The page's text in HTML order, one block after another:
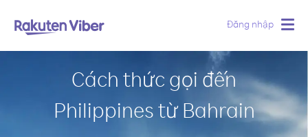
Đăng nhập
Cách thức gọi đến
Philippines từ Bahrain